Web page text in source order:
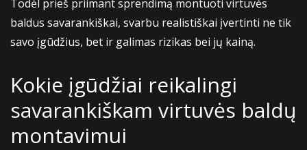
Todėl prieš priimant sprendimą montuoti virtuvės
baldus savarankiškai, svarbu realistiškai įvertinti ne tik
savo įgūdžius, bet ir galimas rizikas bei jų kainą.
Kokie įgūdžiai reikalingi
savarankiškam virtuvės baldų
montavimui